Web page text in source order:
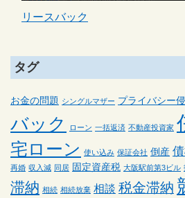
リースバック
タグ
お金の問題 シングルマザー プライバシー
バック
ローン 一括返済 不動産投資家
宅ローン 使い込み 保証会社 倒産
再婚 収入減 同居 固定資産税 大阪駅前第3ビル
滞納 相続 相続放棄 相談 税金滞納